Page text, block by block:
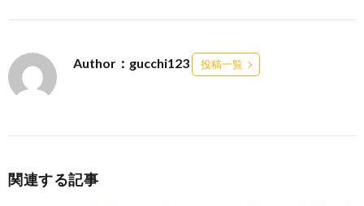
Author：gucchi123 投稿一覧
関連する記事